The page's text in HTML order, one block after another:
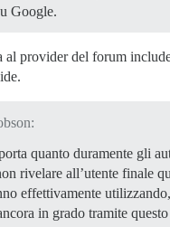
Google.
al provider del forum
quanto duramente gli
rivelare all’utente finale
effettivamente
in grado tramite